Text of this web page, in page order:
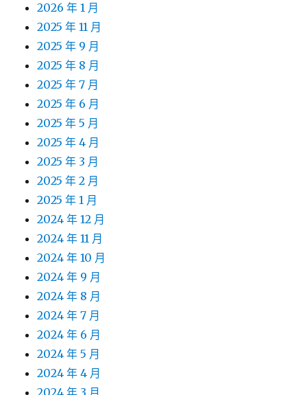
2026 年 1 月
2025 年 11 月
2025 年 9 月
2025 年 8 月
2025 年 7 月
2025 年 6 月
2025 年 5 月
2025 年 4 月
2025 年 3 月
2025 年 2 月
2025 年 1 月
2024 年 12 月
2024 年 11 月
2024 年 10 月
2024 年 9 月
2024 年 8 月
2024 年 7 月
2024 年 6 月
2024 年 5 月
2024 年 4 月